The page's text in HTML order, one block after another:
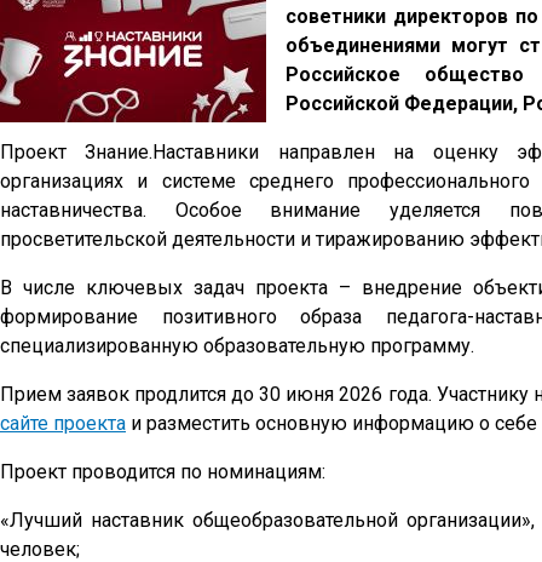
советники директоров
объединениями могут
Российское
Российской Федерации,
Проект Знание.Наставники направлен на оценку
организациях и системе среднего
наставничества. Особое внимание уделяется
просветительской деятельности и тиражированию
В числе ключевых задач проекта – внедрение
формирование позитивного образа педагога-
специализированную образовательную программу.
Прием заявок продлится до 30 июня 2026 года.
сайте проекта и разместить основную информацию о себе
Проект проводится по номинациям:
«Лучший наставник общеобразовательной
человек;